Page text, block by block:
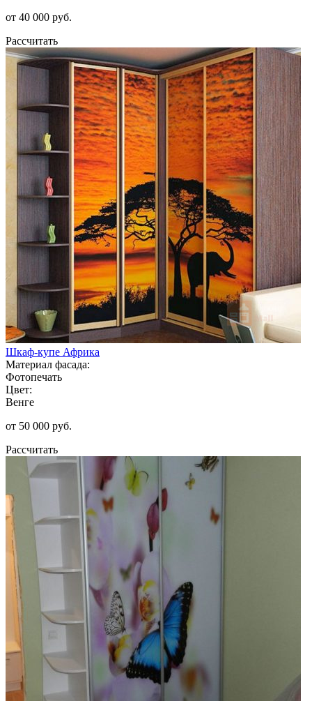
от 40 000 руб.
Рассчитать
Шкаф-купе Африка
Материал фасада:
Фотопечать
Цвет:
Венге
от 50 000 руб.
Рассчитать